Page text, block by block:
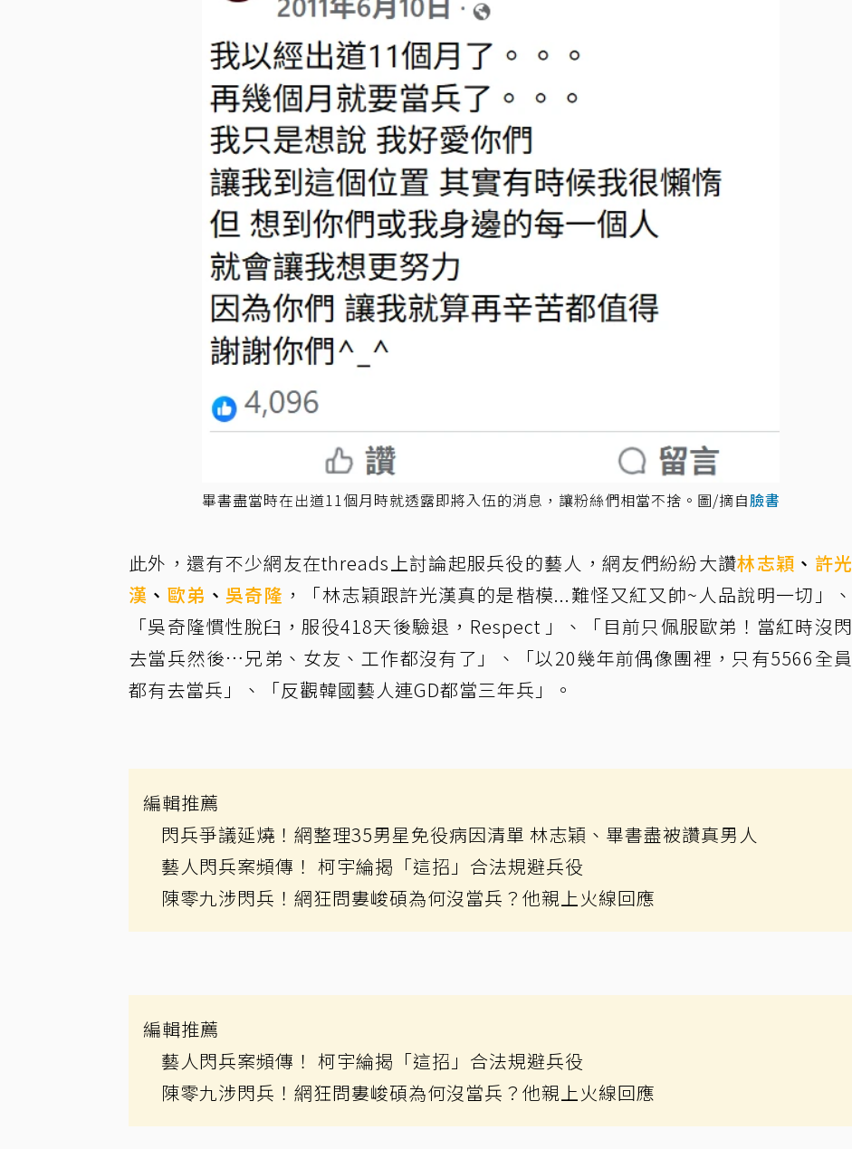
畢書盡當時在出道11個月時就透露即將入伍的消息，讓粉絲們相當不捨。圖/摘自臉書
此外，還有不少網友在threads上討論起服兵役的藝人，網友們紛紛大讚林志穎 、 許光
漢 、 歐弟 、 吳奇隆 ，「林志穎跟許光漢真的是楷模...難怪又紅又帥~人品說明一切」、
「吳奇隆慣性脫臼，服役418天後驗退，Respect 」、「目前只佩服歐弟！當紅時沒閃
去當兵然後…兄弟、女友、工作都沒有了」、「以20幾年前偶像團裡，只有5566全員
都有去當兵」、「反觀韓國藝人連GD都當三年兵」。
編輯推薦
閃兵爭議延燒！網整理35男星免役病因清單 林志穎、畢書盡被讚真男人
藝人閃兵案頻傳！ 柯宇綸揭「這招」合法規避兵役
陳零九涉閃兵！網狂問婁峻碩為何沒當兵？他親上火線回應
編輯推薦
藝人閃兵案頻傳！ 柯宇綸揭「這招」合法規避兵役
陳零九涉閃兵！網狂問婁峻碩為何沒當兵？他親上火線回應